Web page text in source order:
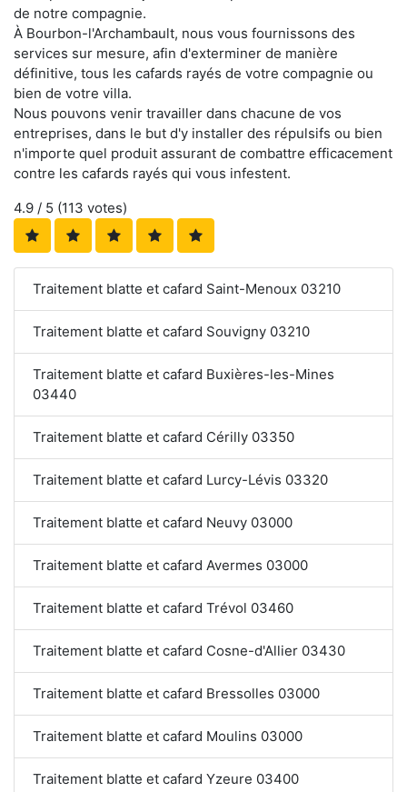
de notre compagnie.
À Bourbon-l'Archambault, nous vous fournissons des
services sur mesure, afin d'exterminer de manière
définitive, tous les cafards rayés de votre compagnie ou
bien de votre villa.
Nous pouvons venir travailler dans chacune de vos
entreprises, dans le but d'y installer des répulsifs ou bien
n'importe quel produit assurant de combattre efficacement
contre les cafards rayés qui vous infestent.
4.9 / 5 (113 votes)
Traitement blatte et cafard Saint-Menoux 03210
Traitement blatte et cafard Souvigny 03210
Traitement blatte et cafard Buxières-les-Mines
03440
Traitement blatte et cafard Cérilly 03350
Traitement blatte et cafard Lurcy-Lévis 03320
Traitement blatte et cafard Neuvy 03000
Traitement blatte et cafard Avermes 03000
Traitement blatte et cafard Trévol 03460
Traitement blatte et cafard Cosne-d'Allier 03430
Traitement blatte et cafard Bressolles 03000
Traitement blatte et cafard Moulins 03000
Traitement blatte et cafard Yzeure 03400